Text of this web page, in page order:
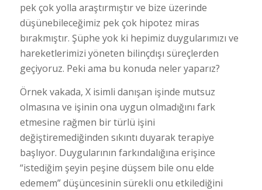
pek çok yolla araştırmıştır ve bize üzerinde
düşünebileceğimiz pek çok hipotez miras
bırakmıştır. Şüphe yok ki hepimiz duygularımızı ve
hareketlerimizi yöneten bilinçdışı süreçlerden
geçiyoruz. Peki ama bu konuda neler yaparız?
Örnek vakada, X isimli danışan işinde mutsuz
olmasına ve işinin ona uygun olmadığını fark
etmesine rağmen bir türlü işini
değiştiremediğinden sıkıntı duyarak terapiye
başlıyor. Duygularının farkındalığına erişince
“istediğim şeyin peşine düşsem bile onu elde
edemem” düşüncesinin sürekli onu etkilediğini